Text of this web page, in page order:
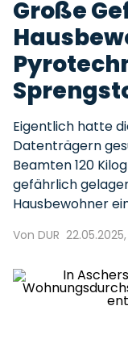
Große
Eigentlich hatte
Datenträgern
Beamten 120
gefährlich
Hausbewohner
Von DUR 22.05.2025,